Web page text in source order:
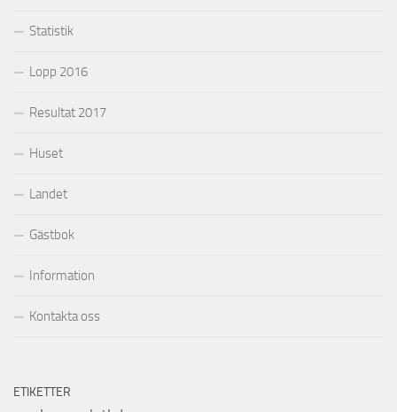
Statistik
Lopp 2016
Resultat 2017
Huset
Landet
Gästbok
Information
Kontakta oss
ETIKETTER